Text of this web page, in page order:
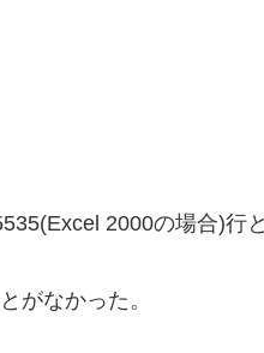
2000の場合)行
がなかった。